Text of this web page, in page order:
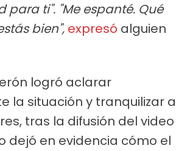
para ti". "Me espanté. Qué
bien", expresó alguien
logró aclarar
la situación y tranquilizar a
tras la difusión del video
dejó en evidencia cómo el